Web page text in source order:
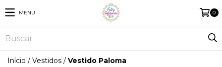
MENU 0
Início / Vestidos / Vestido Paloma